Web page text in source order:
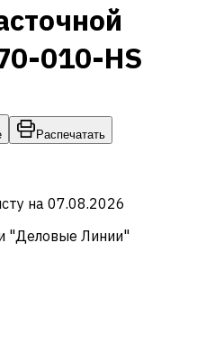
010-HS
Распечатать
на 07.08.2026
"Деловые Линии"